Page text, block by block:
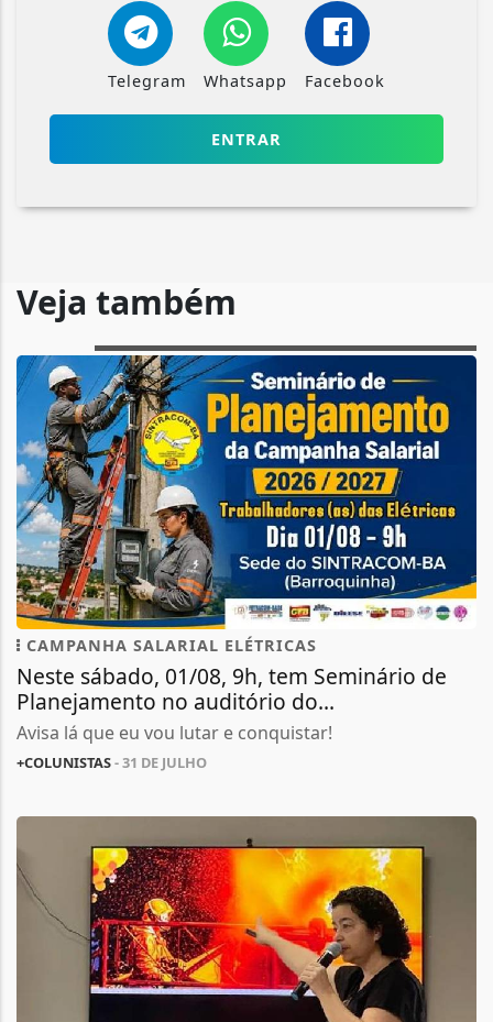
Telegram Whatsapp Facebook
ENTRAR
Veja também
CAMPANHA SALARIAL ELÉTRICAS
Neste sábado, 01/08, 9h, tem Seminário de
Planejamento no auditório do...
Avisa lá que eu vou lutar e conquistar!
+COLUNISTAS- 31 DE JULHO